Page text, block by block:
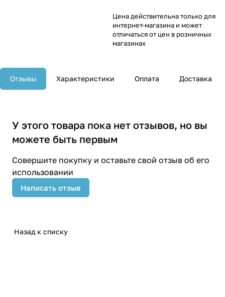
Цена действительна только для
интернет-магазина и может
отличаться от цен в розничных
магазинах
Отзывы Характеристики Оплата Доставка
У этого товара пока нет отзывов, но вы
можете быть первым
Совершите покупку и оставьте свой отзыв об его
использовании
Написать отзыв
Назад к списку